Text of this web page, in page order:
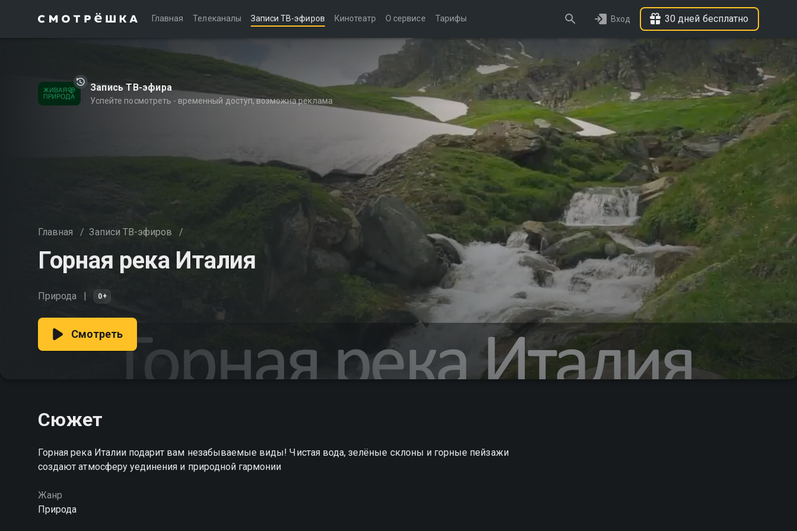
Главная Телеканалы Записи ТВ-эфиров Кинотеатр О сервисе Тарифы Вход 30 дней бесплатно
Запись ТВ-эфира
Успейте посмотреть - временный доступ, возможна реклама
Главная / Записи ТВ-эфиров /
Горная река Италия
Природа 0+
Смотреть
Сюжет
Горная река Италии подарит вам незабываемые виды! Чистая вода, зелёные склоны и горные пейзажи
создают атмосферу уединения и природной гармонии
Жанр
Природа